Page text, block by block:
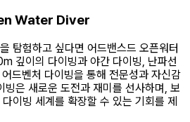
Water Diver
탐험하고 싶다면 어드밴스드 오픈워터
깊이의 다이빙과 야간 다이빙, 난파선
드벤처 다이빙을 통해 전문성과 자신감
빙은 새로운 도전과 재미를 선사하며, 보
이빙 세계를 확장할 수 있는 기회를 제